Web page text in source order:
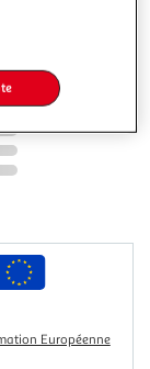
Européenne